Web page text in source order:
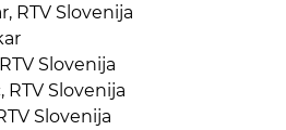
RTV Slovenija
Slovenija
Slovenija
Slovenija